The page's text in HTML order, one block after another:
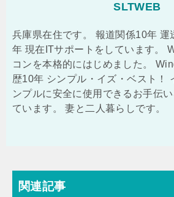
SLTWEB
兵庫県在住です。 報道関係10年 運
年 現在ITサポートをしています。
コンを本格的にはじめました。
歴10年 シンプル・イズ・ベスト！
ンプルに安全に使用できるお手伝
ています。 妻と二人暮らしです。
関連記事